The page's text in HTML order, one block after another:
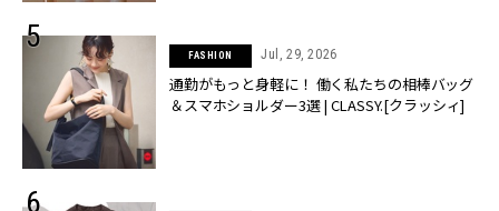
FASHION Jul, 29, 2026
通勤がもっと身軽に！ 働く私たちの相棒バッグ
＆スマホショルダー3選 | CLASSY.[クラッシィ]